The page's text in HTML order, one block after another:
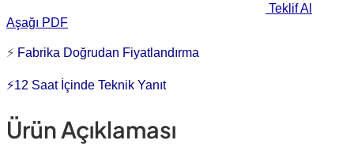
Teklif Al
Aşağı PDF
⚡ Fabrika Doğrudan Fiyatlandırma
⚡12 Saat İçinde Teknik Yanıt
Ürün Açıklaması